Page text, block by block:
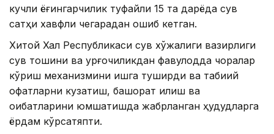
кучли ёғингарчилик туфайли 15 та дарёда сув
сатҳи хавфли чегарадан ошиб кетган.
Хитой Халқ Республикаси сув хўжалиги вазирлиги
сув тошқини ва қурғоқчиликдан фавқулодда чоралар
кўриш механизмини ишга туширди ва табиий
офатларни кузатиш, башорат қилиш ва
оқибатларини юмшатишда жабрланган ҳудудларга
ёрдам кўрсатяпти.